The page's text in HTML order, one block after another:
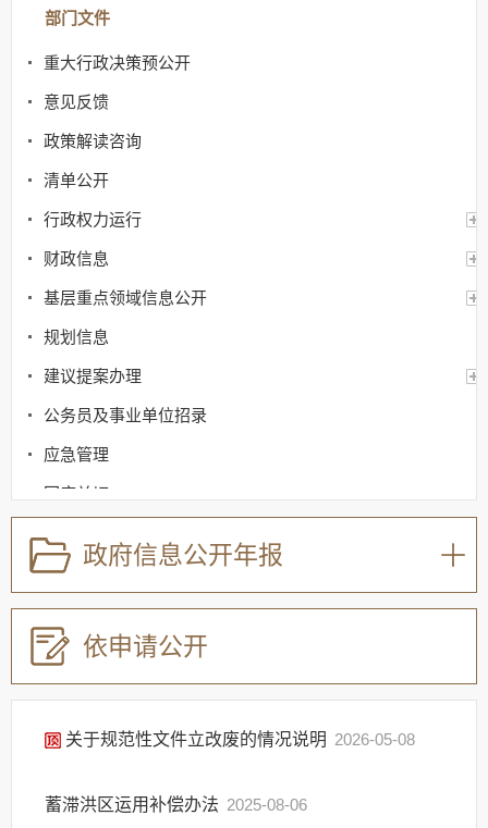
部门文件
重大行政决策预公开
意见反馈
政策解读咨询
清单公开
行政权力运行
财政信息
基层重点领域信息公开
规划信息
建议提案办理
公务员及事业单位招录
应急管理
回应关切
其他法定信息
政府信息公开年报
依申请公开
关于规范性文件立改废的情况说明 2026-05-08
蓄滞洪区运用补偿办法 2025-08-06